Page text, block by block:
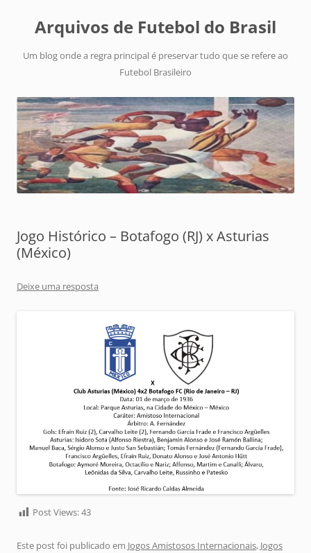
Arquivos de Futebol do Brasil
Um blog onde a regra principal é preservar tudo que se refere ao
Futebol Brasileiro
Jogo Histórico – Botafogo (RJ) x Asturias
(México)
Deixe uma resposta
Post Views:43
Este post foi publicado em Jogos Amistosos Internacionais, Jogos